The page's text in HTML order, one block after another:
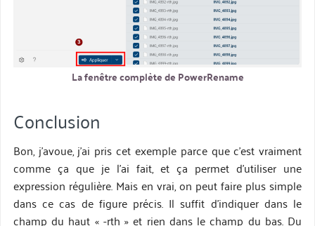
La fenêtre complète de PowerRename
Conclusion
Bon, j’avoue, j’ai pris cet exemple parce que c’est vraiment
comme ça que je l’ai fait, et ça permet d’utiliser une
expression régulière. Mais en vrai, on peut faire plus simple
dans ce cas de figure précis. Il suffit d’indiquer dans le
champ du haut « -rth » et rien dans le champ du bas. Du